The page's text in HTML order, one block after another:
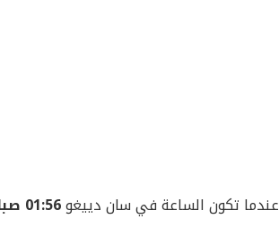
عندما تكون الساعة في سان دييغو01:56 صباحاً